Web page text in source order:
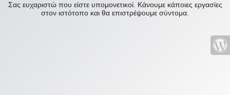
Σας ευχαριστώ που είστε υπομονετικοί. Κάνουμε κάποιες εργασίες
στον ιστότοπο και θα επιστρέψουμε σύντομα.